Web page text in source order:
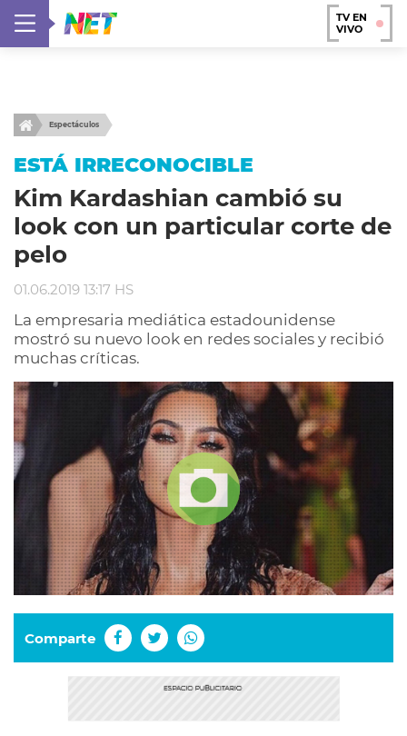
TV EN
VIVO
Espectáculos
ESTÁ IRRECONOCIBLE
Kim Kardashian cambió su
look con un particular corte de
pelo
01.06.2019 13:17 HS
La empresaria mediática estadounidense
mostró su nuevo look en redes sociales y recibió
muchas críticas.
Comparte